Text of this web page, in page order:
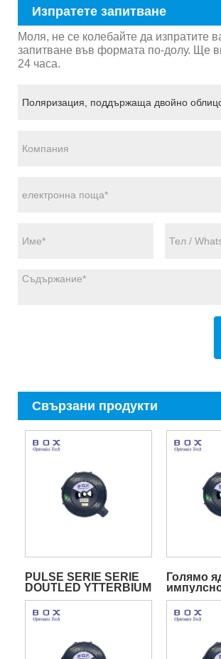
Изпратете запитване
Моля, не се колебайте да изпратите
запитване във формата по-долу. Ще
24 часа.
Свързани продукти
PULSE SERIE SERIE
DOUTLED YTTERBIUM
легирани влакна
Голямо